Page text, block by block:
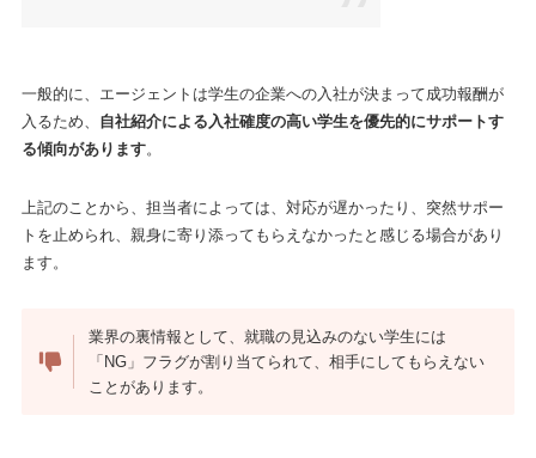
一般的に、エージェントは学生の企業への入社が決まって成功報酬が
入るため、 自社紹介による入社確度の高い学生を優先的にサポートす
る傾向があります。
上記のことから、担当者によっては、対応が遅かったり、突然サポー
トを止められ、親身に寄り添ってもらえなかったと感じる場合があり
ます。
業界の裏情報として、就職の見込みのない学生には
「NG」フラグが割り当てられて、相手にしてもらえない
ことがあります。